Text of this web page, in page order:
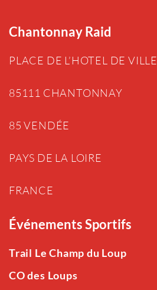
Chantonnay Raid
PLACE DE L’HOTEL DE VILLE
85111 CHANTONNAY
85 VENDÉE
PAYS DE LA LOIRE
FRANCE
Événements Sportifs
Trail Le Champ du Loup
CO des Loups